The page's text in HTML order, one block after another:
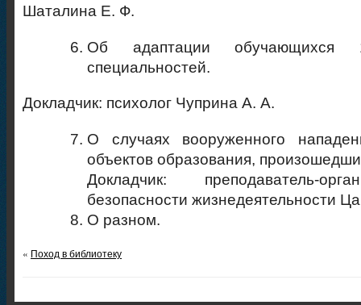
Шаталина Е. Ф.
Об адаптации
специальностей.
Докладчик: психолог Чуприна А. А.
О случаях вооруженного
объектов образования,
Докладчик: преподаватель-
безопасности жизнедеятельности
О разном.
« Поход в библиотеку